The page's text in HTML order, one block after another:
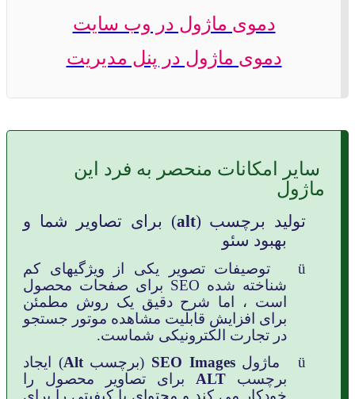
دموی ماژول در وب سایت
دموی ماژول در پنل مدیریت
سایر امکانات منحصر به فرد این
ماژول
تولید برچسب (
alt) برای تصاویر شما و
بهبود سئو
ü
توصیفات تصویر یکی از ویژگیهای کم
شناخته شده SEO برای صفحات محصول
است ، اما شرح دقیق یک روش مطمئن
برای افزایش قابلیت مشاهده موتور جستجو
در تجارت الکترونیکی شماست.
ü
ماژولSEO Images (برچسبAlt) ایجاد
برچسب ALT برای تصاویر محصول را
خودکار می کند و محتوای با کیفیتی را برای